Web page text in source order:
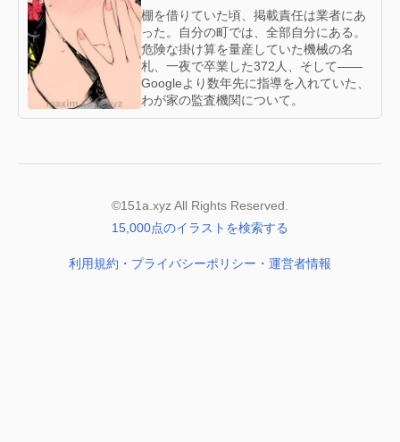
棚を借りていた頃、掲載責任は業者にあ
った。自分の町では、全部自分にある。
危険な掛け算を量産していた機械の名
札、一夜で卒業した372人、そして——
Googleより数年先に指導を入れていた、
わが家の監査機関について。
©151a.xyz All Rights Reserved.
15,000点のイラストを検索する
利用規約・プライバシーポリシー・運営者情報